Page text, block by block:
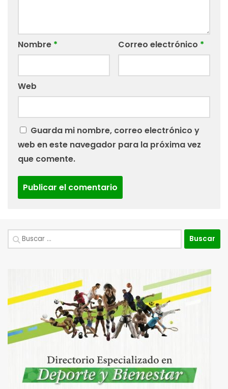
Nombre * Correo electrónico *
Web
Guarda mi nombre, correo electrónico y
web en este navegador para la próxima vez
que comente.
Buscar: